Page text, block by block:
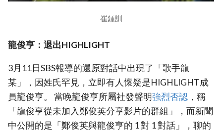
崔鍾訓
龍俊亨：退出HIGHLIGHT
3月11日SBS報導的還原對話中出現了「歌手龍
某」，因姓氏罕見，立即有人懷疑是HIGHLIGHT成
員龍俊亨。 當晚龍俊亨所屬社發聲明強烈否認 ，稱
「龍俊亨從未加入鄭俊英分享影片的群組」，而新聞
中公開的是「鄭俊英與龍俊亨的 1 對 1 對話」，聊的